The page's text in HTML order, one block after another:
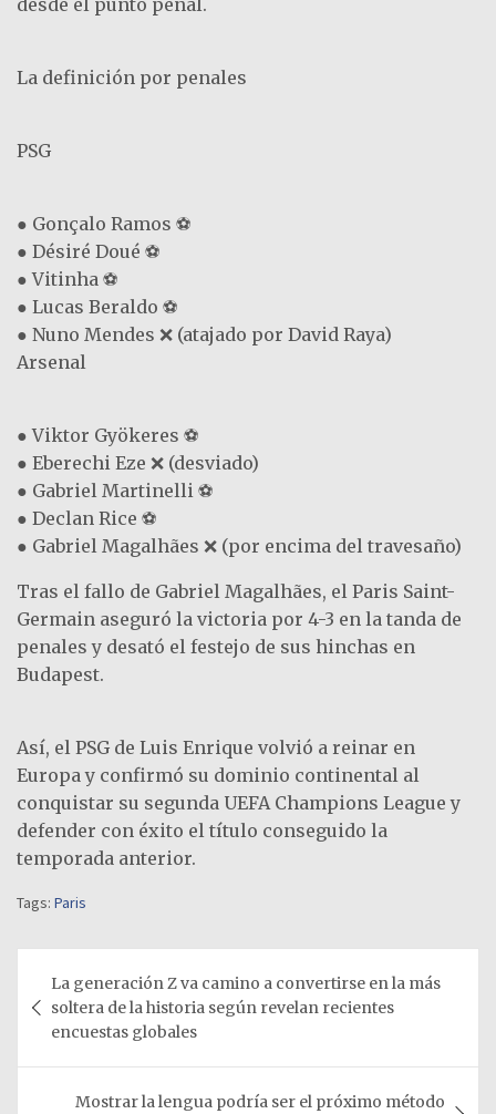
La definición por penales
PSG
● Gonçalo Ramos ⚽
● Désiré Doué ⚽
● Vitinha ⚽
● Lucas Beraldo ⚽
● Nuno Mendes ❌ (atajado por David Raya)
Arsenal
● Viktor Gyökeres ⚽
● Eberechi Eze ❌ (desviado)
● Gabriel Martinelli ⚽
● Declan Rice ⚽
● Gabriel Magalhães ❌ (por encima del travesaño)
Tras el fallo de Gabriel Magalhães, el Paris Saint-
Germain aseguró la victoria por 4-3 en la tanda de
penales y desató el festejo de sus hinchas en
Budapest.
Así, el PSG de Luis Enrique volvió a reinar en
Europa y confirmó su dominio continental al
conquistar su segunda UEFA Champions League y
defender con éxito el título conseguido la
temporada anterior.
Tags: Paris
de
entradas
La generación Z va camino a convertirse en la más
soltera de la historia según revelan recientes
encuestas globales
Mostrar la lengua podría ser el próximo método